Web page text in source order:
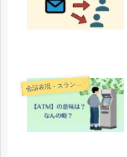
会話表現・スラング・ことわざ